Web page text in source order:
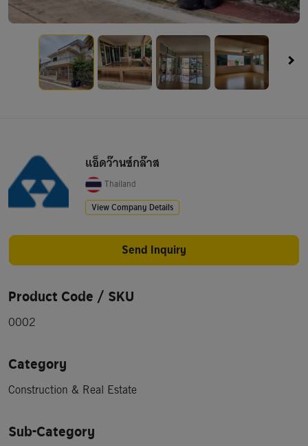
แอ็ดว๊านซ์กล๊าส
Thailand
View Company Details
Send Inquiry
Product Code / SKU
0002
Category
Construction & Real Estate
Sub-Category